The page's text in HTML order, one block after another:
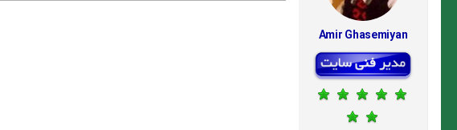
Amir Ghasemiyan